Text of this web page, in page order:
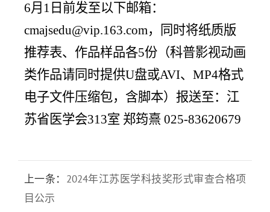
6月 1 日前发至以下邮箱：
cmajsedu@vip.163.com，同时将纸质版
推荐表、作品样品各5份（科普影视动画
类作品请同时提供U盘或AVI、MP4格式
电子文件压缩包，含脚本） 报送至：江
苏省医学会313室 郑筠熹 025-83620679
上一条： 2024年江苏医学科技奖形式审查合格项
目公示